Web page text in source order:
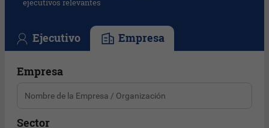
ejecutivos relevantes
Ejecutivo Empresa
Empresa
Sector